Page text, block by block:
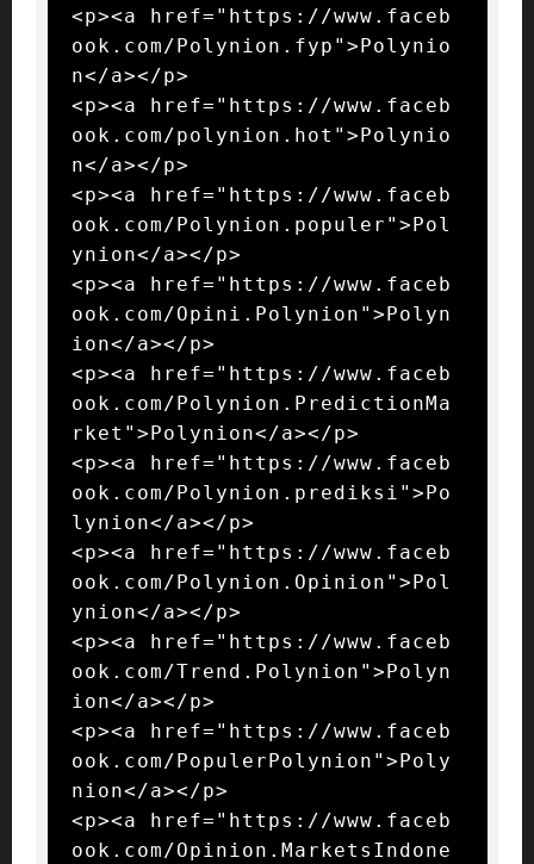
<p><a href="https://www.faceb
ook.com/Polynion.fyp">Polynio
n</a></p>
<p><a href="https://www.faceb
ook.com/polynion.hot">Polynio
n</a></p>
<p><a href="https://www.faceb
ook.com/Polynion.populer">Pol
ynion</a></p>
<p><a href="https://www.faceb
ook.com/Opini.Polynion">Polyn
ion</a></p>
<p><a href="https://www.faceb
ook.com/Polynion.PredictionMa
rket">Polynion</a></p>
<p><a href="https://www.faceb
ook.com/Polynion.prediksi">Po
lynion</a></p>
<p><a href="https://www.faceb
ook.com/Polynion.Opinion">Pol
ynion</a></p>
<p><a href="https://www.faceb
ook.com/Trend.Polynion">Polyn
ion</a></p>
<p><a href="https://www.faceb
ook.com/PopulerPolynion">Poly
nion</a></p>
<p><a href="https://www.faceb
ook.com/Opinion.MarketsIndone